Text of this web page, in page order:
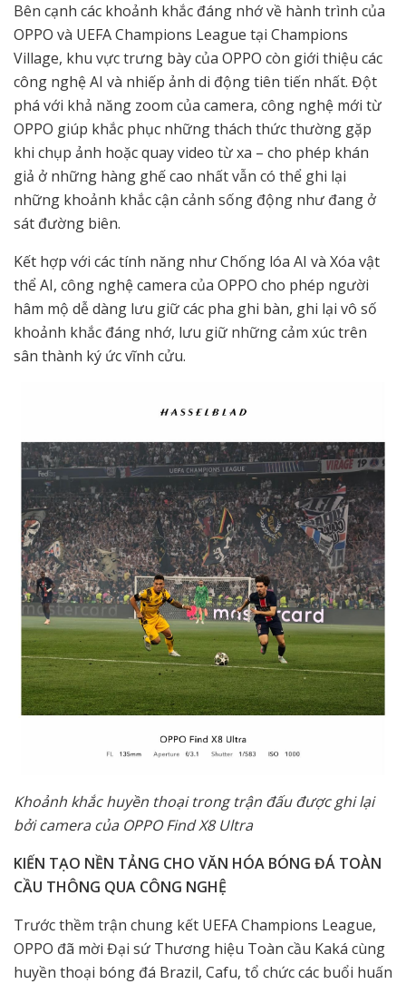
Bên cạnh các khoảnh khắc đáng nhớ về hành trình của
OPPO và UEFA Champions League tại Champions
Village, khu vực trưng bày của OPPO còn giới thiệu các
công nghệ AI và nhiếp ảnh di động tiên tiến nhất. Đột
phá với khả năng zoom của camera, công nghệ mới từ
OPPO giúp khắc phục những thách thức thường gặp
khi chụp ảnh hoặc quay video từ xa – cho phép khán
giả ở những hàng ghế cao nhất vẫn có thể ghi lại
những khoảnh khắc cận cảnh sống động như đang ở
sát đường biên.
Kết hợp với các tính năng như Chống lóa AI và Xóa vật
thể AI, công nghệ camera của OPPO cho phép người
hâm mộ dễ dàng lưu giữ các pha ghi bàn, ghi lại vô số
khoảnh khắc đáng nhớ, lưu giữ những cảm xúc trên
sân thành ký ức vĩnh cửu.
Khoảnh khắc huyền thoại trong trận đấu được ghi lại
bởi camera của OPPO Find X8 Ultra
KIẾN TẠO NỀN TẢNG CHO VĂN HÓA BÓNG ĐÁ TOÀN
CẦU THÔNG QUA CÔNG NGHỆ
Trước thềm trận chung kết UEFA Champions League,
OPPO đã mời Đại sứ Thương hiệu Toàn cầu Kaká cùng
huyền thoại bóng đá Brazil, Cafu, tổ chức các buổi huấn